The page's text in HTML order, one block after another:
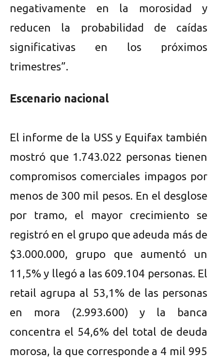
negativamente en la morosidad y
reducen la probabilidad de caídas
significativas en los próximos
trimestres”.
Escenario nacional
El informe de la USS y Equifax también
mostró que 1.743.022 personas tienen
compromisos comerciales impagos por
menos de 300 mil pesos. En el desglose
por tramo, el mayor crecimiento se
registró en el grupo que adeuda más de
$3.000.000, grupo que aumentó un
11,5% y llegó a las 609.104 personas. El
retail agrupa al 53,1% de las personas
en mora (2.993.600) y la banca
concentra el 54,6% del total de deuda
morosa, la que corresponde a 4 mil 995